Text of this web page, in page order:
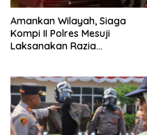
Amankan Wilayah, Siaga
Kompi II Polres Mesuji
Laksanakan Razia